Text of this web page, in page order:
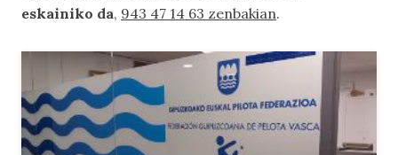
eskainiko da, 943 47 14 63 zenbakian.